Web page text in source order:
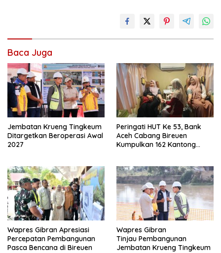
Baca Juga
Jembatan Krueng Tingkeum
Ditargetkan Beroperasi Awal
2027
Peringati HUT Ke 53, Bank
Aceh Cabang Bireuen
Kumpulkan 162 Kantong
Wapres Gibran Apresiasi
Percepatan Pembangunan
Pasca Bencana di Bireuen
Wapres Gibran
Tinjau Pembangunan
Jembatan Krueng Tingkeum